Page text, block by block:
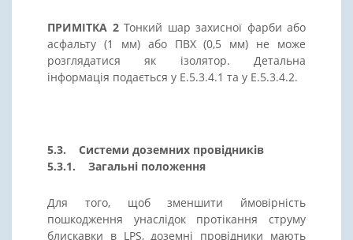
ПРИМІТКА 2Тонкий шар захисної фарби або
асфальту (1 мм) або ПВХ (0,5 мм) не може
розглядатися як ізолятор. Детальна
інформація подається у E.5.3.4.1 та у E.5.3.4.2.
5.3. Системи доземних провідників
5.3.1. Загальні положення
Для того, щоб зменшити ймовірність
пошкодження унаслідок протікання струму
блискавки в LPS, доземні провідники мають